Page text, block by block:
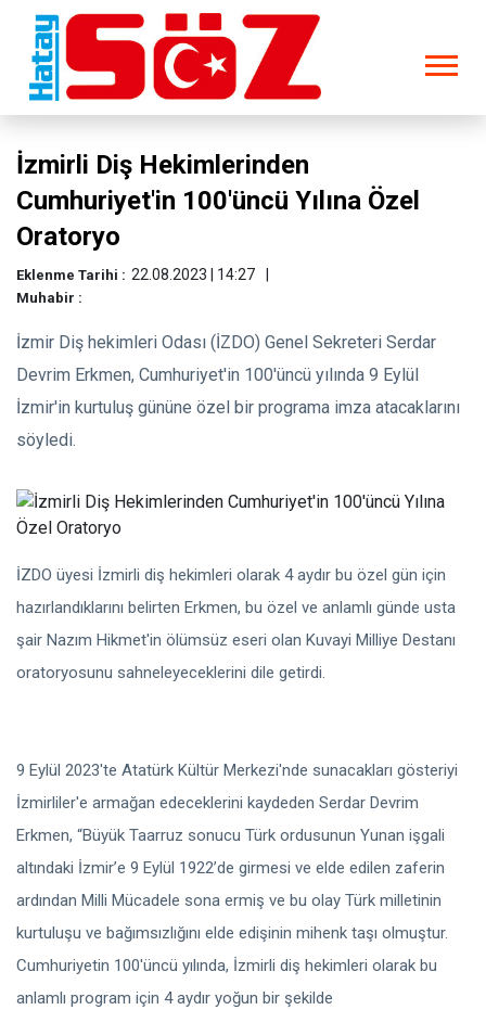
İzmirli Diş Hekimlerinden
Cumhuriyet'in 100'üncü Yılına Özel
Oratoryo
Eklenme Tarihi : 22.08.2023 | 14:27
Muhabir :
İzmir Diş hekimleri Odası (İZDO) Genel Sekreteri Serdar
Devrim Erkmen, Cumhuriyet'in 100'üncü yılında 9 Eylül
İzmir'in kurtuluş gününe özel bir programa imza atacaklarını
söyledi.
İZDO üyesi İzmirli diş hekimleri olarak 4 aydır bu özel gün için
hazırlandıklarını belirten Erkmen, bu özel ve anlamlı günde usta
şair Nazım Hikmet'in ölümsüz eseri olan Kuvayi Milliye Destanı
oratoryosunu sahneleyeceklerini dile getirdi.
9 Eylül 2023'te Atatürk Kültür Merkezi'nde sunacakları gösteriyi
İzmirliler'e armağan edeceklerini kaydeden Serdar Devrim
Erkmen, “Büyük Taarruz sonucu Türk ordusunun Yunan işgali
altındaki İzmir’e 9 Eylül 1922’de girmesi ve elde edilen zaferin
ardından Milli Mücadele sona ermiş ve bu olay Türk milletinin
kurtuluşu ve bağımsızlığını elde edişinin mihenk taşı olmuştur.
Cumhuriyetin 100'üncü yılında, İzmirli diş hekimleri olarak bu
anlamlı program için 4 aydır yoğun bir şekilde